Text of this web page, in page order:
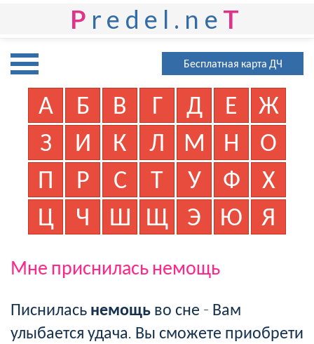
P redel.ne T
Бесплатная карта ДЧ
А Б В Г Д Е
Ж
З
И К Л М Н
О
П
Р С Т У Ф
Х
Ц
Ч Ш Щ Э Ю Я
Мне приснилась немощь
Писнилась немощь во сне - Вам
улыбается удача. Вы сможете приобрети